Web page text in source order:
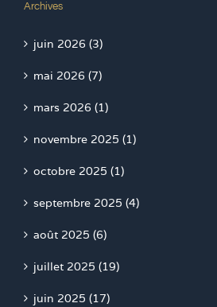
Archives
juin 2026 (3)
mai 2026 (7)
mars 2026 (1)
novembre 2025 (1)
octobre 2025 (1)
septembre 2025 (4)
août 2025 (6)
juillet 2025 (19)
juin 2025 (17)